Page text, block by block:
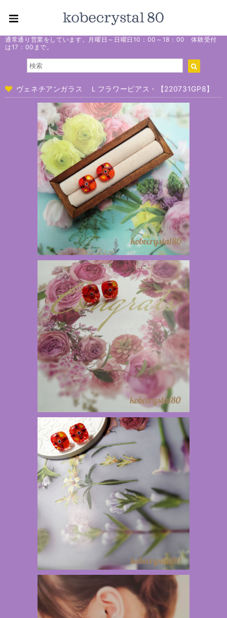
通常通り営業をしています。月曜日～日曜日10：00～18：00 体験受付
は17：00まで。
ヴェネチアンガラス Ｌフラワーピアス・【220731GP8】